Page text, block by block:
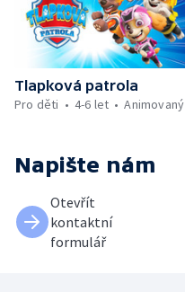
Tlapková patrola
Pro děti
4-6 let Animovaný
Napište nám
Otevřít
kontaktní
formulář